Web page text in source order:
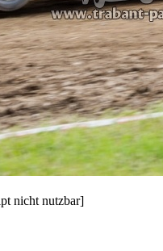
nicht nutzbar]